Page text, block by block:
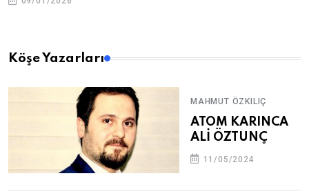
Köşe Yazarları
MAHMUT ÖZKILIÇ
ATOM KARINCA
ALİ ÖZTUNÇ
11/05/2024